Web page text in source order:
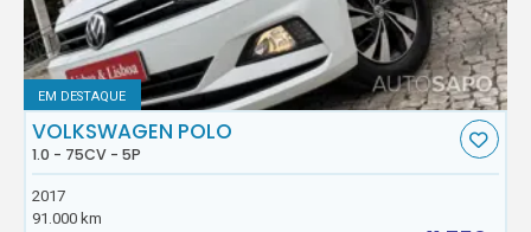
EM DESTAQUE
VOLKSWAGEN POLO
1.0 - 75CV - 5P
2017
91.000 km